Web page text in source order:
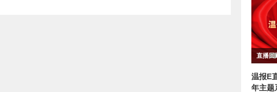
直播回
温报E
年主题